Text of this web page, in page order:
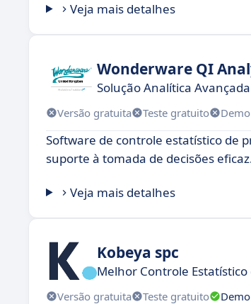
Veja mais detalhes
Wonderware QI
Solução Analítica
Versão gratuita Teste gratuito
Software de controle estatístico de
suporte à tomada de decisões
Veja mais detalhes
Kobeya spc
Melhor Controle Estatístico
Versão gratuita Teste gratuito